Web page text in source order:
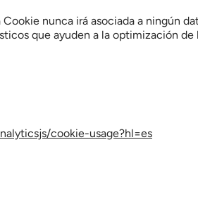
nunca irá asociada a ningún
que ayuden a la optimización de
cookie-usage?hl=es